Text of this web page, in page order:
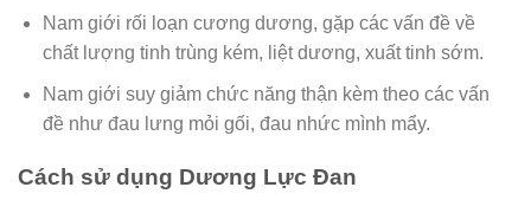
Nam giới rối loạn cương dương, gặp các vấn đề về
chất lượng tinh trùng kém, liệt dương, xuất tinh sớm.
Nam giới suy giảm chức năng thận kèm theo các vấn
đề như đau lưng mỏi gối, đau nhức mình mẩy.
Cách sử dụng Dương Lực Đan